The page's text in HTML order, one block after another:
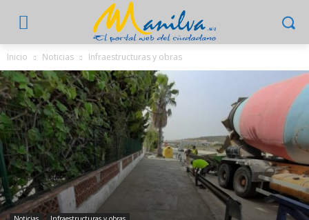
Inicio Noticias Infraestructuras y obras